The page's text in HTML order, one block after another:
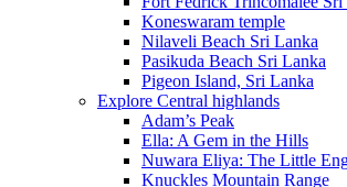
Koneswaram temple
Nilaveli Beach Sri Lanka
Pasikuda Beach Sri Lanka
Pigeon Island, Sri Lanka
Explore Central highlands
Adam’s Peak
Ella: A Gem in the Hills
Nuwara Eliya: The Little
Knuckles Mountain Range